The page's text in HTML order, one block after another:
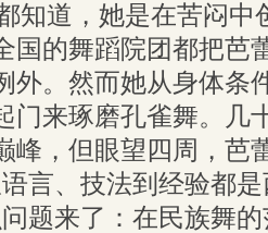
知道，她是在苦闷中
国的舞蹈院团都把芭
外。然而她从身体条
门来琢磨孔雀舞。几
峰，但眼望四周，芭
言、技法到经验都
题来了：在民族舞